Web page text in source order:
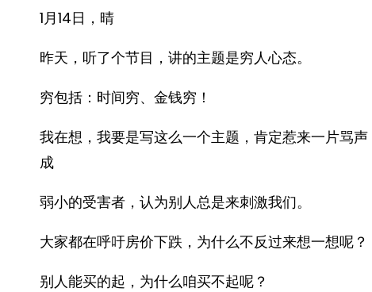
1月14日，晴
昨天，听了个节目，讲的主题是穷人心态。
穷包括：时间穷、金钱穷！
我在想，我要是写这么一个主题，肯定惹来一片骂
成
弱小的受害者，认为别人总是来刺激我们。
大家都在呼吁房价下跌，为什么不反过来想一想呢？
别人能买的起，为什么咱买不起呢？